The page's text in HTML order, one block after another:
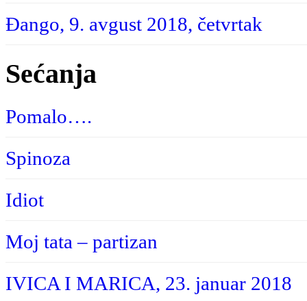
Đango, 9. avgust 2018, četvrtak
Sećanja
Pomalo….
Spinoza
Idiot
Moj tata – partizan
IVICA I MARICA, 23. januar 2018